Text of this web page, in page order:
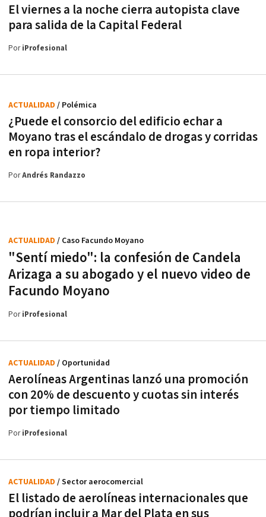
El viernes a la noche cierra autopista clave
para salida de la Capital Federal
PoriProfesional
¿Puede el consorcio del edificio echar a
Moyano tras el escándalo de drogas y corridas
en ropa interior?
ACTUALIDAD / Polémica
PorAndrés Randazzo
"Sentí miedo": la confesión de Candela
Arizaga a su abogado y el nuevo video de
Facundo Moyano
ACTUALIDAD / Caso Facundo Moyano
PoriProfesional
Aerolíneas Argentinas lanzó una promoción
con 20% de descuento y cuotas sin interés
por tiempo limitado
ACTUALIDAD / Oportunidad
PoriProfesional
El listado de aerolíneas internacionales que
ACTUALIDAD / Sector aerocomercial